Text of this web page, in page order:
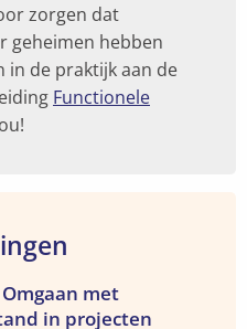
zorgen dat
geheimen hebben
in de praktijk aan de
Functionele
met
in projecten